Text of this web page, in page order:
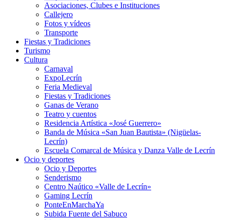
Asociaciones, Clubes e Instituciones
Callejero
Fotos y vídeos
Transporte
Fiestas y Tradiciones
Turismo
Cultura
Carnaval
ExpoLecrín
Feria Medieval
Fiestas y Tradiciones
Ganas de Verano
Teatro y cuentos
Residencia Artística «José Guerrero»
Banda de Música «San Juan Bautista» (Nigüelas-
Lecrín)
Escuela Comarcal de Música y Danza Valle de Lecrín
Ocio y deportes
Ocio y Deportes
Senderismo
Centro Naútico «Valle de Lecrín»
Gaming Lecrín
PonteEnMarchaYa
Subida Fuente del Sabuco